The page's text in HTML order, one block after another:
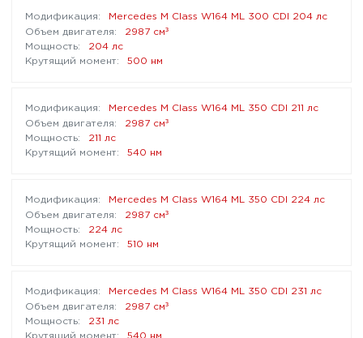
Mercedes M Class W164 ML 300 CDI 204 лс
2987 см³
204 лс
500 нм
Mercedes M Class W164 ML 350 CDI 211 лс
2987 см³
211 лс
540 нм
Mercedes M Class W164 ML 350 CDI 224 лс
2987 см³
224 лс
510 нм
Mercedes M Class W164 ML 350 CDI 231 лс
2987 см³
231 лс
540 нм